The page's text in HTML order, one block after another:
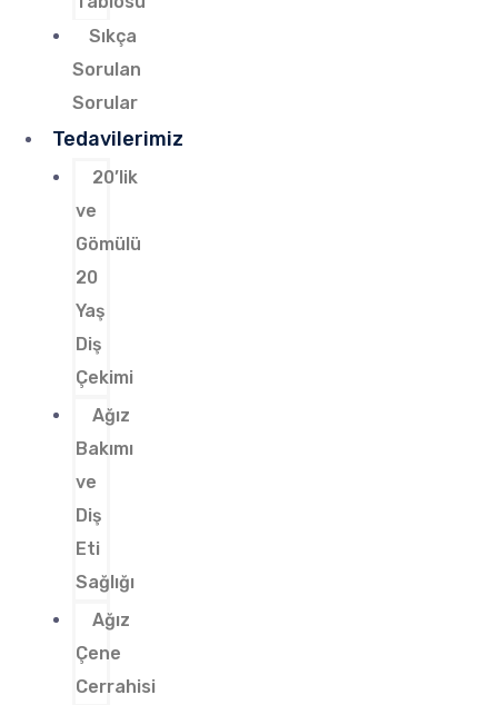
Sıkça
Sorulan
Sorular
Tedavilerimiz
20’lik
ve
Gömülü
20
Yaş
Diş
Çekimi
Ağız
Bakımı
ve
Diş
Eti
Sağlığı
Ağız
Çene
Cerrahisi